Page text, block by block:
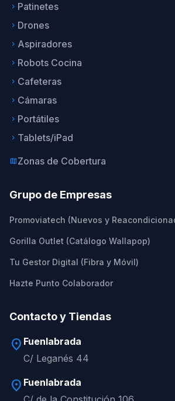
keyboard_arrow_right Patinetes
keyboard_arrow_right Drones
keyboard_arrow_right Aspiradores
keyboard_arrow_right Robots Cocina
keyboard_arrow_right Cafeteras
keyboard_arrow_right Cámaras
keyboard_arrow_right Portátiles
keyboard_arrow_right Tablets/iPad
mapZonas de Cobertura
Grupo de Empresas
Promoviatech (Nuevos y
Gorilla Outlet (Catálogo Wallapop)
Tu Gestor Digital (Fibra y Móvil)
Hazte Punto Colaborador
Contacto y Tiendas
location_on Fuenlabrada
C/ Leganés 44
location_on Fuenlabrada